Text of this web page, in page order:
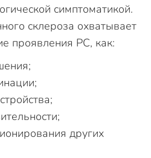
симптоматикой.
склероза охватывает
проявления РС, как:
других